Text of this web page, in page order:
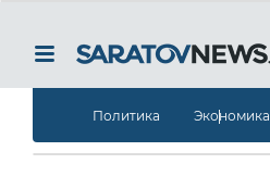
Политика Экономика